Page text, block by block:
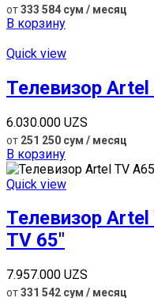
от333 584 сум / месяц
В корзину
Quick view
Телевизор
6.030.000 UZS
от 251 250 сум / месяц
В корзину
Quick view
Телевизор
TV 65″
7.957.000 UZS
от331 542 сум / месяц